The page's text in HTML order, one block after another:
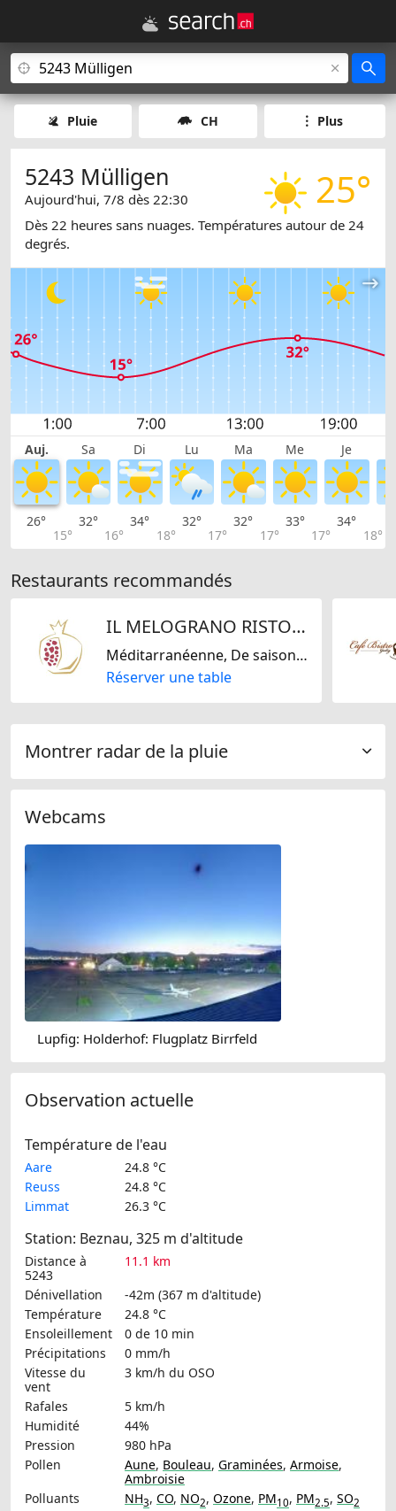
Pluie CH Plus
25°
5243 Mülligen
Aujourd'hui, 7/8 dès 22:30
Dès 22 heures sans nuages. Températures autour de 24
degrés.
Auj. Sa Di Lu Ma Me Je
26°
15°
32°
16°
34°
18°
32°
17°
32°
17°
33°
17°
34°
18°
Restaurants recommandés
IL MELOGRANO RISTORANTE - PIZZERIA
Méditarranéenne, De saison, Internationale, Italienne, Régionale, Sans lactose, Sans gluten
Réserver une table
Montrer radar de la pluie
Webcams
Lupfig: Holderhof: Flugplatz Birrfeld
Observation actuelle
Température de l'eau
Aare
24.8 °C
Reuss
24.8 °C
Limmat
26.3 °C
Station: Beznau, 325 m d'altitude
Distance à
5243
11.1 km
Dénivellation
-42m (367 m d'altitude)
Température
24.8 °C
Ensoleillement
0 de 10 min
Précipitations
0 mm/h
Vitesse du
vent
3 km/h du OSO
Rafales
5 km/h
Humidité
44%
Pression
980 hPa
Pollen
Aune, Bouleau, Graminées, Armoise,
Ambroisie
Polluants
NH3, CO, NO2, Ozone, PM10, PM2.5, SO2